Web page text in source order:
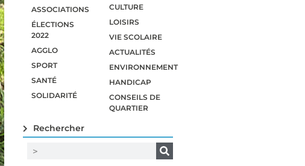
ASSOCIATIONS
ÉLECTIONS
2022
AGGLO
SPORT
SANTÉ
SOLIDARITÉ
CULTURE
LOISIRS
VIE SCOLAIRE
ACTUALITÉS
ENVIRONNEMENT
HANDICAP
CONSEILS DE
QUARTIER
Rechercher